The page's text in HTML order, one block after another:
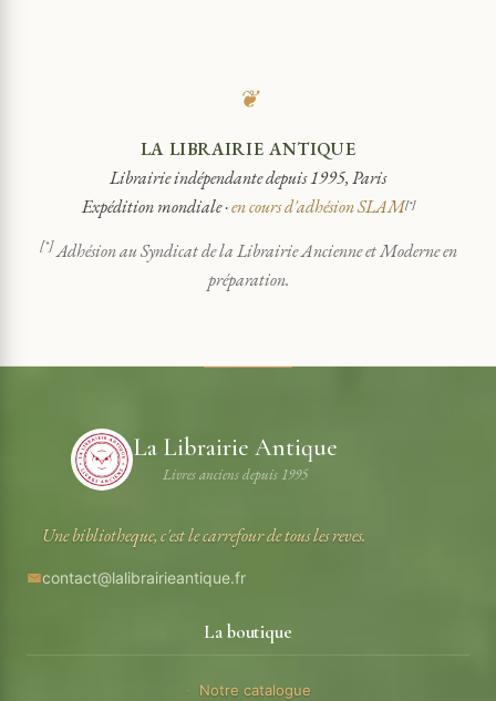
❦
LA LIBRAIRIE ANTIQUE
Librairie indépendante depuis 1995, Paris
Expédition mondiale ·en cours d'adhésion SLAM[*]
[*]Adhésion au Syndicat de la Librairie Ancienne et Moderne en
préparation.
La Librairie Antique
Livres anciens depuis 1995
Une bibliotheque, c'est le carrefour de tous les reves.
contact@lalibrairieantique.fr
La boutique
Notre catalogue